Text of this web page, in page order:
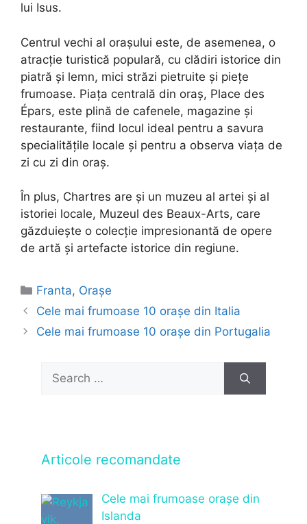
lui Isus.
Centrul vechi al orașului este, de asemenea, o
atracție turistică populară, cu clădiri istorice din
piatră și lemn, mici străzi pietruite și piețe
frumoase. Piața centrală din oraș, Place des
Épars, este plină de cafenele, magazine și
restaurante, fiind locul ideal pentru a savura
specialitățile locale și pentru a observa viața de
zi cu zi din oraș.
În plus, Chartres are și un muzeu al artei și al
istoriei locale, Muzeul des Beaux-Arts, care
găzduiește o colecție impresionantă de opere
de artă și artefacte istorice din regiune.
Categories
Franta, Orașe
Cele mai frumoase 10 orașe din Italia
Cele mai frumoase 10 orașe din Portugalia
Search
for:
Articole recomandate
Cele mai frumoase orașe din
Islanda